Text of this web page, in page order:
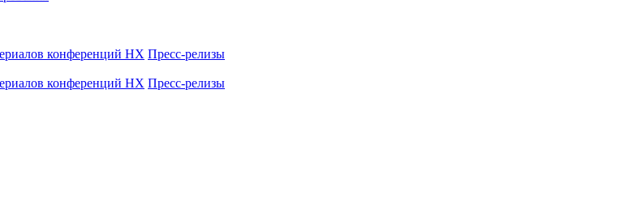
конференций НХ Пресс-релизы
конференций НХ Пресс-релизы